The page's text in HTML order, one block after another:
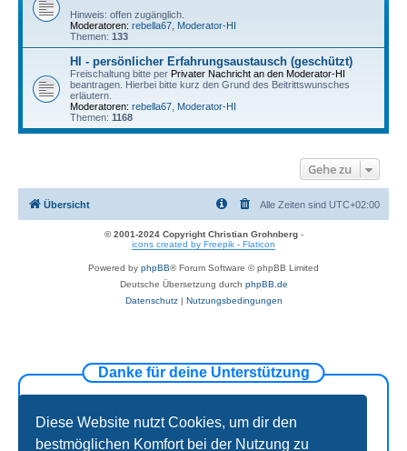
Diese Website nutzt Cookies, um dir den
bestmöglichen Komfort bei der Nutzung zu
Hinweis: offen zugänglich.
Moderatoren: rebella67 Moderator-HI
Themen: 133
HI - persönlicher Erfahrungsaustausch (geschützt)
Freischaltung bitte per Privater Nachricht an den Moderator-HI
beantragen. Hierbei bitte kurz den Grund des Beitrittswunsches
erläutern.
Moderatoren: rebella67 Moderator-HI
Themen: 1168
Gehe zu
Übersicht Alle Zeiten sind UTC+02:00
© 2001-2024 Copyright Christian Grohnberg-
icons created by Freepik - Flaticon
Powered by phpBB® Forum Software © phpBB Limited
Deutsche Übersetzung durch phpBB.de
Datenschutz| Nutzungsbedingungen
Danke für deine Unterstützung